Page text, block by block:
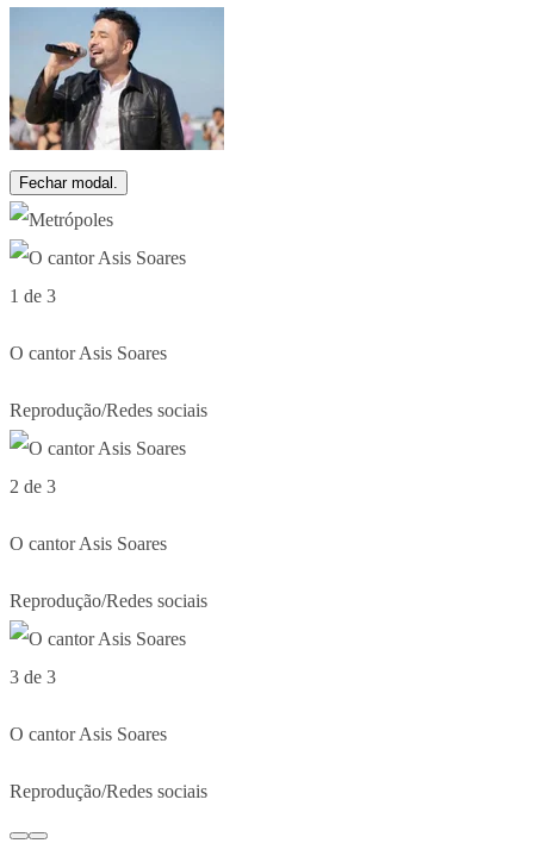
Fechar modal.
1 de 3
O cantor Asis Soares
Reprodução/Redes sociais
2 de 3
O cantor Asis Soares
Reprodução/Redes sociais
3 de 3
O cantor Asis Soares
Reprodução/Redes sociais